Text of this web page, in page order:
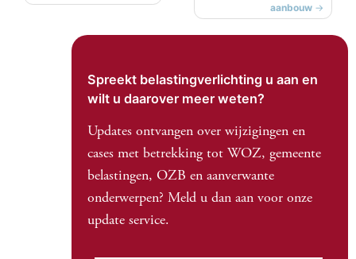
aanbouw
Spreekt belastingverlichting u aan en
wilt u daarover meer weten?
Updates ontvangen over wijzigingen en
cases met betrekking tot WOZ, gemeente
belastingen, OZB en aanverwante
onderwerpen? Meld u dan aan voor onze
update service.